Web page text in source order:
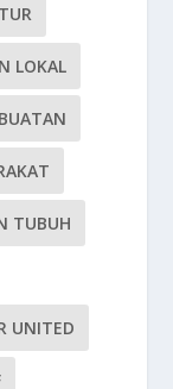
LOKAL
TUBUH
UNITED